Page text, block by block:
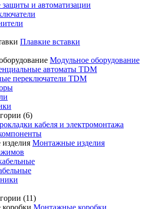
и автоматизации
Плавкие вставки
Модульное оборудование
автоматы TDM
переключатели TDM
(6)
кабеля и электромонтажа
Монтажные изделия
(11)
Монтажные коробки